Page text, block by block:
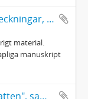
Winifried Fischer: Manuskript, anteckningar, några brev
material.
manuskript
Willy Granqvist: manuskript till "Natten", samt ofullbordat manuskript mm